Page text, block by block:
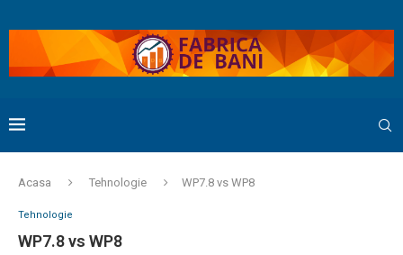
Acasa Tehnologie WP7.8 vs WP8
Tehnologie
WP7.8 vs WP8